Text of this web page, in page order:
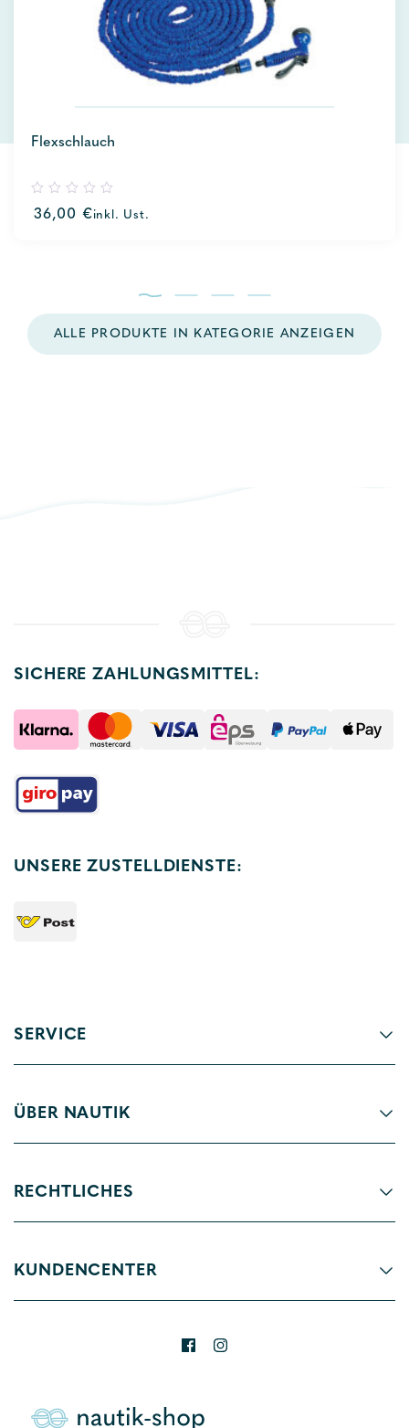
Flexschlauch
out
36,00 €inkl. Ust.
ALLE PRODUKTE IN KATEGORIE ANZEIGEN
SICHERE ZAHLUNGSMITTEL:
UNSERE ZUSTELLDIENSTE:
SERVICE
ÜBER NAUTIK
RECHTLICHES
KUNDENCENTER